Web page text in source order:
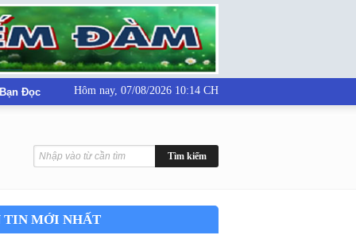
Đọc Hôm nay, 07/08/2026 10:14 CH
TIN MỚI NHẤT